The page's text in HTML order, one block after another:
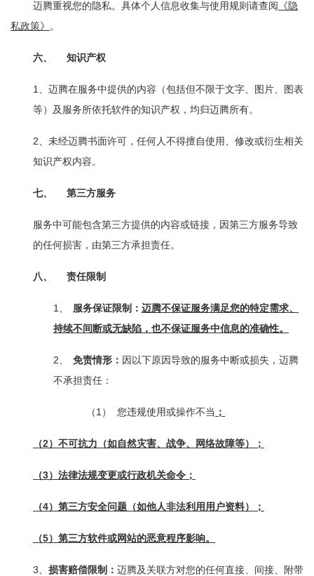
迈腾重视您的隐私。具体个人信息收集与使用规则请查阅
《隐
私政策》 。
六、 知识产权
1 、迈腾在服务中提供的内容（包括但不限于文字、图片、图表
等）及服务所依托软件的知识产权，均归迈腾所有。
2、未经迈腾书面许可，任何人不得擅自使用、修改或衍生相关
知识产权内容。
七、 第三方服务
服务中可能包含第三方提供的内容或链接，因第三方服务导致
的任何损害，由第三方承担责任。
八、 责任限制
1、 服务保证限制： 迈腾不保证服务满足您的特定需求、
持续不间断或无缺陷，也不保证服务中信息的准确性。
2、 免责情形： 因以下原因导致的服务中断或损失，迈腾
不承担责任：
（1） 您违规使用或操作不当 ；
（2）不可抗力（如自然灾害、战争、网络故障等）；
（3）法律法规变更或行政机关命令；
（4）第三方安全问题（如他人非法利用用户资料）；
（5）第三方软件或网站的恶意程序影响。
3、 损害赔偿限制： 迈腾及关联方对您的任何直接、间接、附带